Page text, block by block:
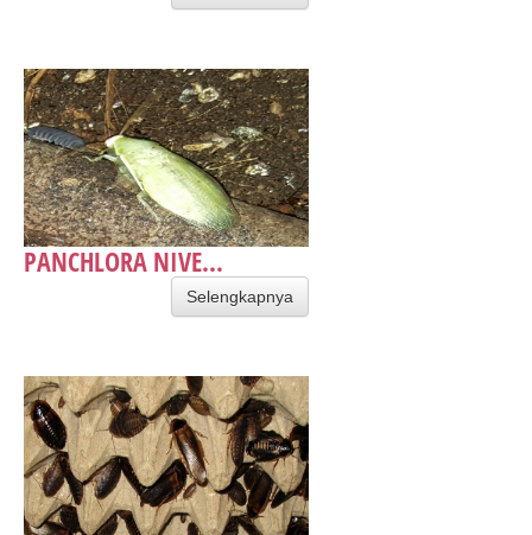
PANCHLORA NIVE...
Selengkapnya